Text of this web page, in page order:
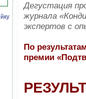
Дегустация
журнала
экспертов с
По
премии